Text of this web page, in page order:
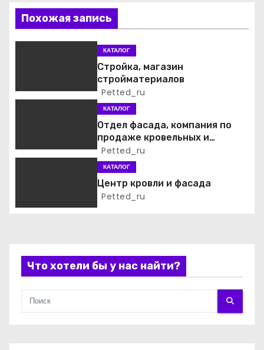
ц
и
п
а
и
я
м
Похожая запись
КАТАЛОГ
Стройка, магазин
стройматериалов
Petted_ru
КАТАЛОГ
Отдел фасада, компания по
продаже кровельных и
фасадных материалов
Petted_ru
КАТАЛОГ
Центр кровли и фасада
Petted_ru
Что хотели бы у нас найти?